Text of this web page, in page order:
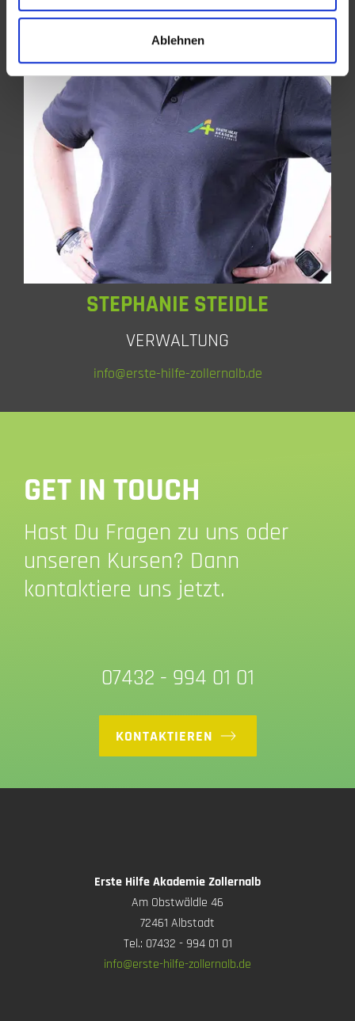
Ablehnen
STEPHANIE STEIDLE
VERWALTUNG
info@erste-hilfe-zollernalb.de
GET IN TOUCH
Hast Du Fragen zu uns oder
unseren Kursen? Dann
kontaktiere uns jetzt.
07432 - 994 01 01
KONTAKTIEREN
Erste Hilfe Akademie Zollernalb
Am Obstwäldle 46
72461 Albstadt
Tel.: 07432 - 994 01 01
info@erste-hilfe-zollernalb.de